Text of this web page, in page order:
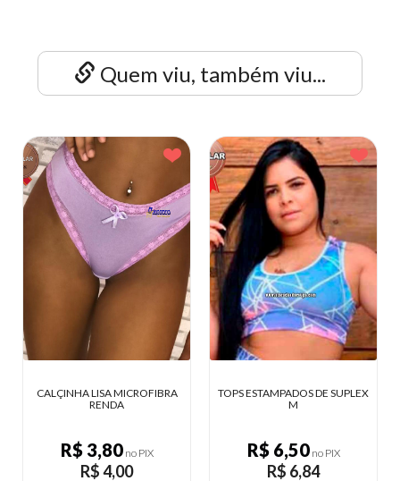
Quem viu, também viu...
TOPS ESTAMPADOS DE SUPLEX
R$ 6,50
CONJUNTO PARA
R$ 21,83